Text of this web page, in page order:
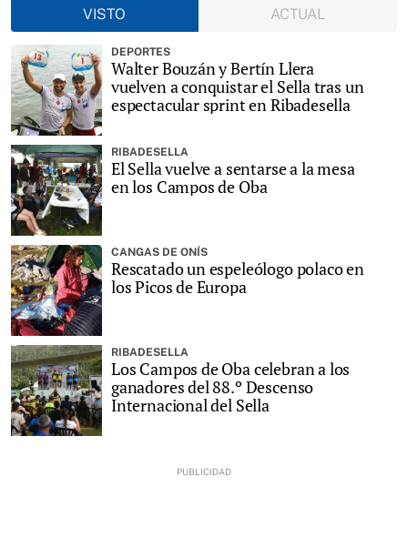
VISTO
ACTUAL
DEPORTES
Walter Bouzán y Bertín Llera
vuelven a conquistar el Sella tras un
espectacular sprint en Ribadesella
RIBADESELLA
El Sella vuelve a sentarse a la mesa
en los Campos de Oba
CANGAS DE ONÍS
Rescatado un espeleólogo polaco en
los Picos de Europa
RIBADESELLA
Los Campos de Oba celebran a los
ganadores del 88.º Descenso
Internacional del Sella